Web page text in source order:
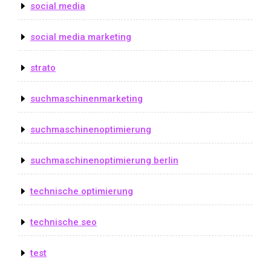
social media
social media marketing
strato
suchmaschinenmarketing
suchmaschinenoptimierung
suchmaschinenoptimierung berlin
technische optimierung
technische seo
test